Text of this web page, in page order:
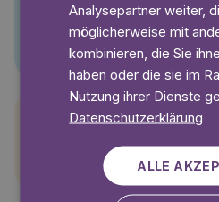
Analysepartner weiter,
möglicherweise mit
kombinieren, die Sie
haben oder die sie im
Nutzung ihrer Dienste
Datenschutzerklärung
ALLE